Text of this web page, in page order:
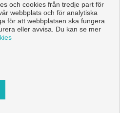
från 199.000 €
och cookies från tredje part för
webbplats och för analytiska
för att webbplatsen ska fungera
eller avvisa. Du kan se mer